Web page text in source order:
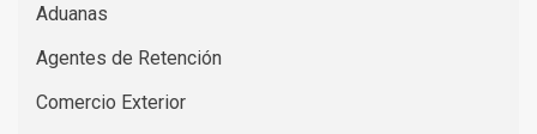
Aduanas
Agentes de Retención
Comercio Exterior